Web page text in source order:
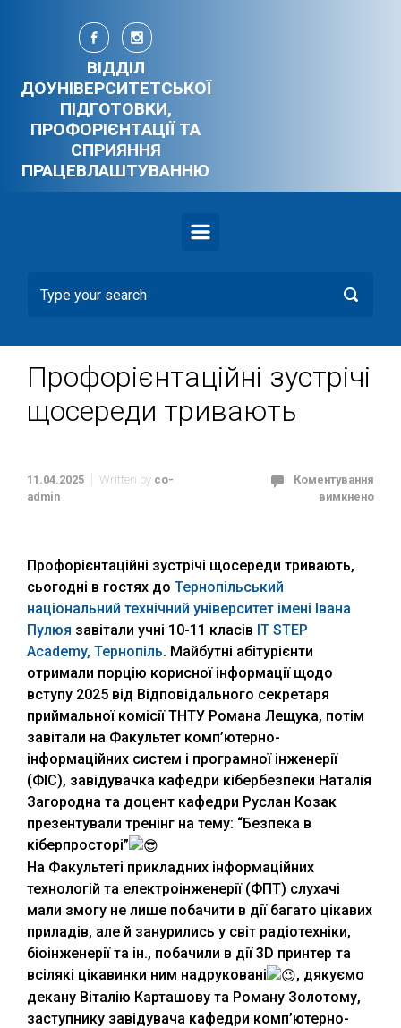
Skip to main content
ВІДДІЛ
ДОУНІВЕРСИТЕТСЬКОЇ
ПІДГОТОВКИ,
ПРОФОРІЄНТАЦІЇ ТА
СПРИЯННЯ
ПРАЦЕВЛАШТУВАННЮ
Профорієнтаційні зустрічі
щосереди тривають
11.04.2025 Written by co-
admin
Коментування
вимкнено
Профорієнтаційні зустрічі щосереди тривають,
сьогодні в гостях до Тернопільський
національний технічний університет імені Івана
Пулюя завітали учні 10-11 класів IT STEP
Academy, Тернопіль. Майбутні абітурієнти
отримали порцію корисної інформації щодо
вступу 2025 від Відповідального секретаря
приймальної комісії ТНТУ Романа Лещука, потім
завітали на Факультет комп’ютерно-
інформаційних систем і програмної інженерії
(ФІС), завідувачка кафедри кібербезпеки Наталія
Загородна та доцент кафедри Руслан Козак
презентували тренінг на тему: “Безпека в
кіберпросторі”
На Факультеті прикладних інформаційних
технологій та електроінженерії (ФПТ) слухачі
мали змогу не лише побачити в дії багато цікавих
приладів, але й занурились у світ радіотехніки,
біоінженерії та ін., побачили в дії 3D принтер та
всілякі цікавинки ним надруковані
, дякуємо
декану Віталію Карташову та Роману Золотому,
заступнику завідувача кафедри комп’ютерно-